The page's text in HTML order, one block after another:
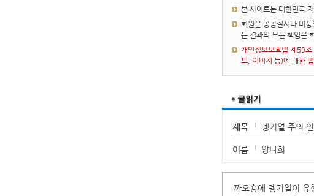
본 사이트는 대한민국
회원은 공공질서나 미
는 결과의 모든 책임은
개인정보보호법 제59
트, 이미지 등)에 대한
제목 뎅기열 주의
이름 양나희
까오숑에 뎅기열이 유